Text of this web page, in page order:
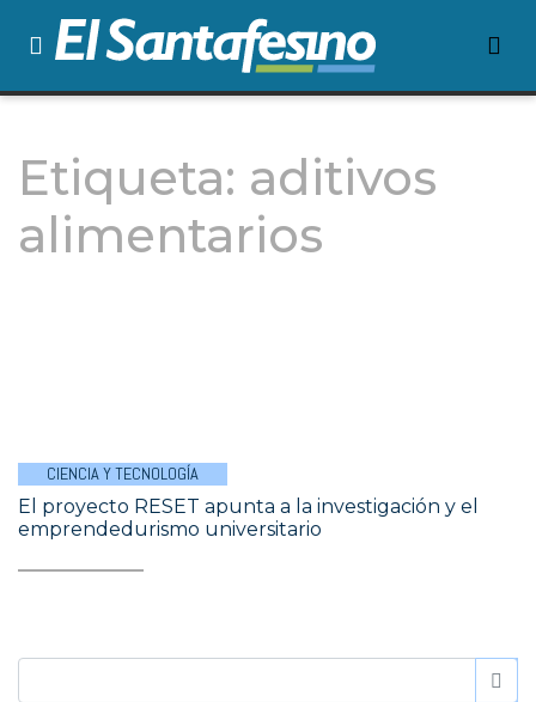
Etiqueta: aditivos
alimentarios
CIENCIA Y TECNOLOGÍA
El proyecto RESET apunta a la investigación y el
emprendedurismo universitario